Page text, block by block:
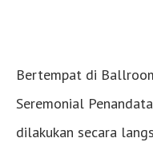
Bertempat di
Seremonial
dilakukan secara